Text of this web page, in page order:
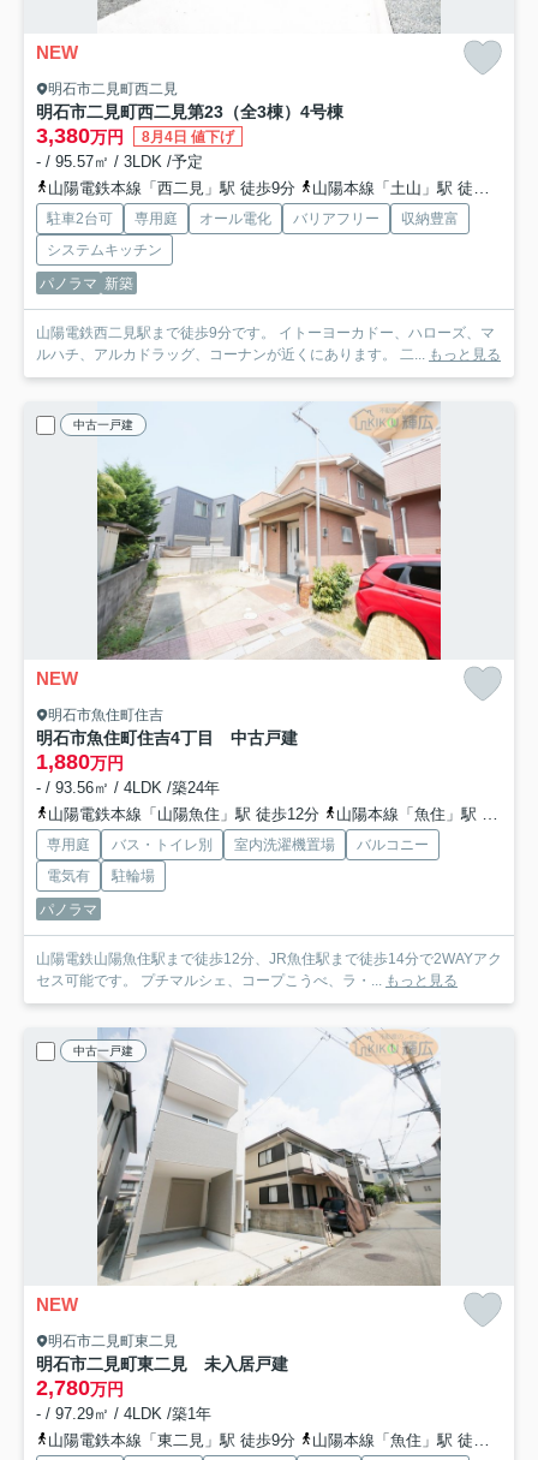
NEW
明石市二見町西二見
明石市二見町西二見第23（全3棟）4号棟
3,380万円 8月4日 値下げ
- / 95.57㎡ / 3LDK /予定
山陽電鉄本線「西二見」駅 徒歩9分
山陽本線「土山」駅 徒歩23分
駐車2台可 専用庭 オール電化 バリアフリー
収納豊富
システムキッチン
パノラマ 新築
山陽電鉄西二見駅まで徒歩9分です。 イトーヨーカドー、ハローズ、マ
ルハチ、アルカドラッグ、コーナンが近くにあります。 二... もっと見る
中古一戸建
NEW
明石市魚住町住吉
明石市魚住町住吉4丁目 中古戸建
1,880万円
- / 93.56㎡ / 4LDK /築24年
山陽電鉄本線「山陽魚住」駅 徒歩12分
山陽本線「魚住」駅 徒歩14分
専用庭 バス・トイレ別 室内洗濯機置場
バルコニー
電気有
駐輪場
パノラマ
山陽電鉄山陽魚住駅まで徒歩12分、JR魚住駅まで徒歩14分で2WAYアク
セス可能です。 プチマルシェ、コープこうべ、ラ・... もっと見る
中古一戸建
NEW
明石市二見町東二見
明石市二見町東二見 未入居戸建
2,780万円
- / 97.29㎡ / 4LDK /築1年
山陽電鉄本線「東二見」駅 徒歩9分
山陽本線「魚住」駅 徒歩19分